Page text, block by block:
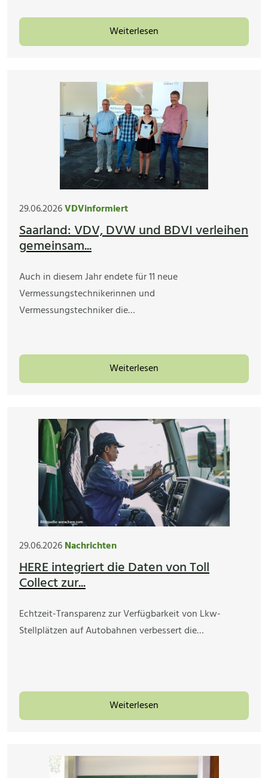
Weiterlesen
29.06.2026VDVinformiert
Saarland: VDV, DVW und BDVI verleihen
gemeinsam...
Auch in diesem Jahr endete für 11 neue
Vermessungstechnikerinnen und
Vermessungstechniker die…
Weiterlesen
29.06.2026Nachrichten
HERE integriert die Daten von Toll
Collect zur...
Echtzeit-Transparenz zur Verfügbarkeit von Lkw-
Stellplätzen auf Autobahnen verbessert die…
Weiterlesen